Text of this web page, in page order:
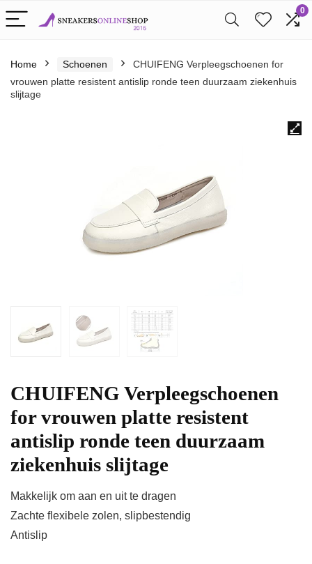
0
Home Schoenen
CHUIFENG Verpleegschoenen for
vrouwen platte resistent antislip ronde teen duurzaam ziekenhuis
slijtage
CHUIFENG Verpleegschoenen
for vrouwen platte resistent
antislip ronde teen duurzaam
ziekenhuis slijtage
Makkelijk om aan en uit te dragen
Zachte flexibele zolen, slipbestendig
Antislip